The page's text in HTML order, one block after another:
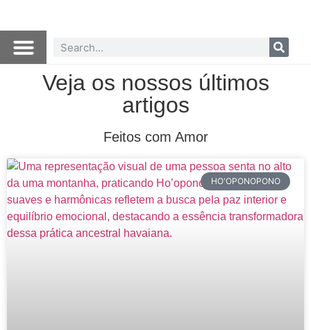
Veja os nossos últimos
artigos
Feitos com Amor
HO'OPONOPONO